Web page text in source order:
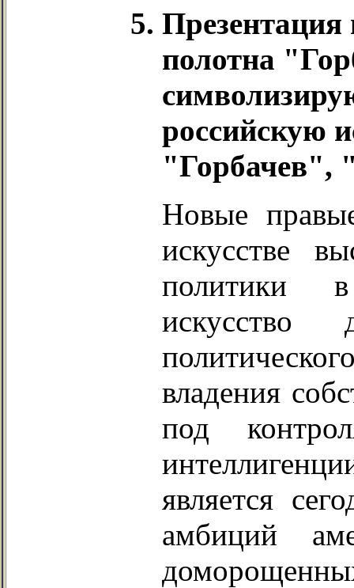
полотна
российскую
"Горбачев",
Новые
искусстве
политики
искусство
владения
под
является
амбиций